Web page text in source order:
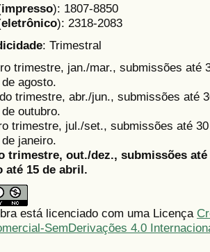
impresso): 1807-8850
eletrônico): 2318-2083
: Trimestral
trimestre, jan./mar., submissões até
agosto.
trimestre, abr./jun., submissões até
outubro.
trimestre, jul./set., submissões até
janeiro.
trimestre, out./dez., submissões
até 15 de abril.
está licenciado com uma Licença
SemDerivações 4.0